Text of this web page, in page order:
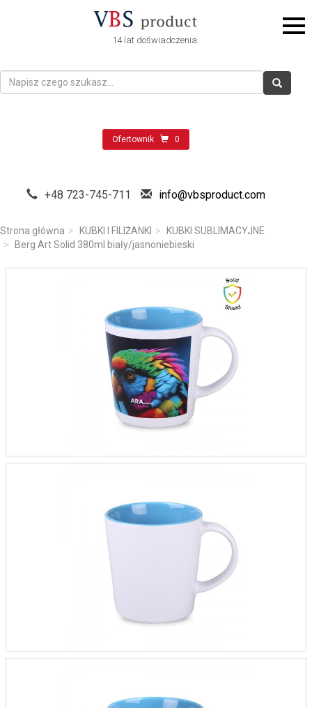
14 lat doświadczenia
Ofertownik 0
+48 723-745-711 info@vbsproduct.com
Strona główna KUBKI I FILIŻANKI
KUBKI SUBLIMACYJNE
Berg Art Solid 380ml biały/jasnoniebieski